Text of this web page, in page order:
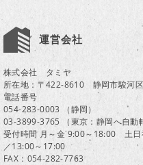
運営会社
株式会社 タミヤ
所在地：〒422-8610 静岡市駿河
電話番号
054-283-0003 （静岡）
03-3899-3765 （東京：静岡へ自動
受付時間 月～金 9:00～18:00 土
／13:00～17:00
FAX：054-282-7763